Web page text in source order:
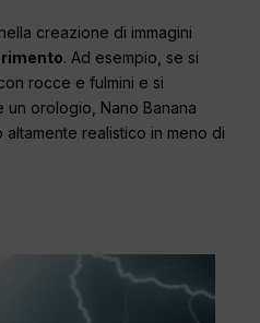
creazione di immagini
. Ad esempio, se si
rocce e fulmini e si
orologio, Nano Banana
realistico in meno di